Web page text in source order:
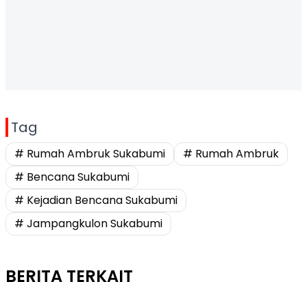
Tag
# Rumah Ambruk Sukabumi
# Rumah Ambruk
# Bencana Sukabumi
# Kejadian Bencana Sukabumi
# Jampangkulon Sukabumi
BERITA TERKAIT